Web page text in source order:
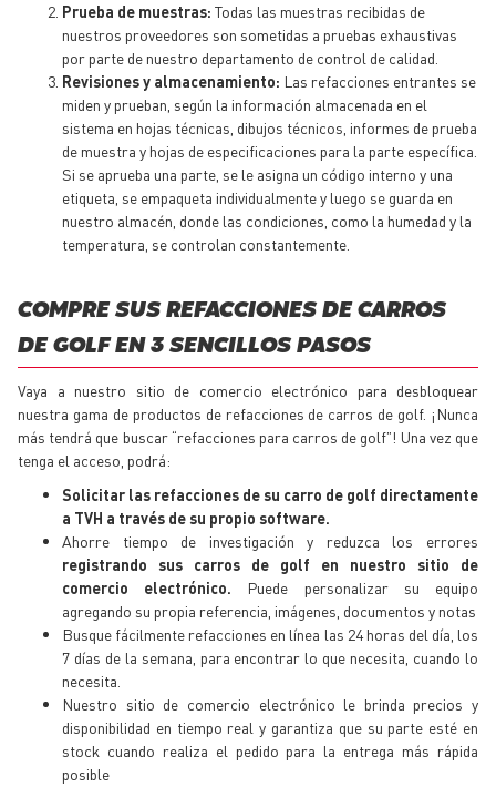
Prueba de muestras: Todas las muestras recibidas de
nuestros proveedores son sometidas a pruebas exhaustivas
por parte de nuestro departamento de control de calidad.
Revisiones y almacenamiento: Las refacciones entrantes se
miden y prueban, según la información almacenada en el
sistema en hojas técnicas, dibujos técnicos, informes de prueba
de muestra y hojas de especificaciones para la parte específica.
Si se aprueba una parte, se le asigna un código interno y una
etiqueta, se empaqueta individualmente y luego se guarda en
nuestro almacén, donde las condiciones, como la humedad y la
temperatura, se controlan constantemente.
COMPRE SUS REFACCIONES DE CARROS
DE GOLF EN 3 SENCILLOS PASOS
Vaya a nuestro sitio de comercio electrónico para desbloquear
nuestra gama de productos de refacciones de carros de golf. ¡Nunca
más tendrá que buscar “refacciones para carros de golf”! Una vez que
tenga el acceso, podrá:
Solicitar las refacciones de su carro de golf directamente
a TVH a través de su propio software.
Ahorre tiempo de investigación y reduzca los errores
registrando sus carros de golf en nuestro sitio de
comercio electrónico. Puede personalizar su equipo
agregando su propia referencia, imágenes, documentos y notas
Busque fácilmente refacciones en línea las 24 horas del día, los
7 días de la semana, para encontrar lo que necesita, cuando lo
necesita.
Nuestro sitio de comercio electrónico le brinda precios y
disponibilidad en tiempo real y garantiza que su parte esté en
stock cuando realiza el pedido para la entrega más rápida
posible